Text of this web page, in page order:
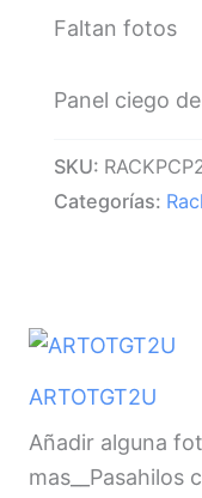
Faltan fotos
Panel ciego
SKU:
Categorías:
ARTOTGT2U
Añadir alguna
mas__Pasahilos